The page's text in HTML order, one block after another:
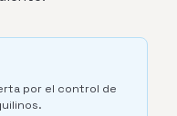
por el control de